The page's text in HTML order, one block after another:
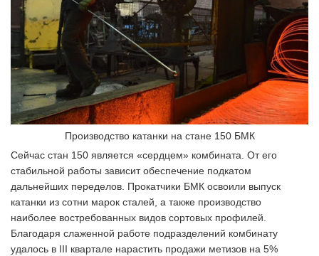
Производство катанки на стане 150 БМК
Сейчас стан 150 является «сердцем» комбината. От его
стабильной работы зависит обеспечение подкатом
дальнейших переделов. Прокатчики БМК освоили выпуск
катанки из сотни марок сталей, а также производство
наиболее востребованных видов сортовых профилей.
Благодаря слаженной работе подразделений комбинату
удалось в III квартале нарастить продажи метизов на 5%